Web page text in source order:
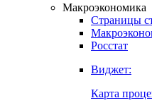
Макроэкономика
Страницы
Росстат
Виджет:
Карта